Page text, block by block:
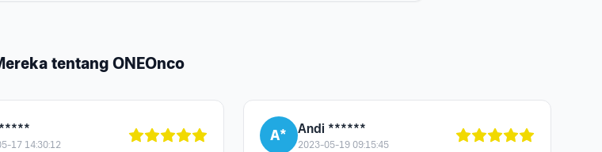
tentang ONEOnco
17 14:30:12
A* Andi ******
2023-05-19 09:15:45